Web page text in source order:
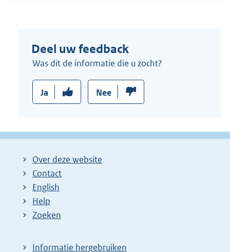
l
i
:
Deel uw feedback
Was dit de informatie die u zocht?
Ja Nee
Over deze website
Contact
English
Help
Zoeken
Informatie hergebruiken